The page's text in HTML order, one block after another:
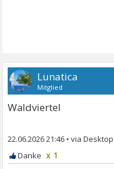
Lunatica
Mitglied
Waldviertel
22.06.2026 21:46 •
x 1